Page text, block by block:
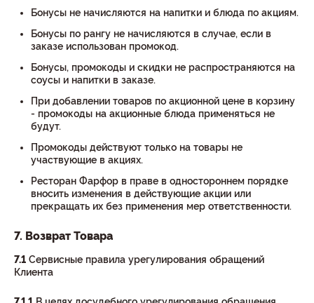
Бонусы не начисляются на напитки и блюда по акциям.
Бонусы по рангу не начисляются в случае, если в
заказе использован промокод.
Бонусы, промокоды и скидки не распространяются на
соусы и напитки в заказе.
При добавлении товаров по акционной цене в корзину
- промокоды на акционные блюда применяться не
будут.
Промокоды действуют только на товары не
участвующие в акциях.
Ресторан Фарфор в праве в одностороннем порядке
вносить изменения в действующие акции или
прекращать их без применения мер ответственности.
7. Возврат Товара
7.1 Сервисные правила урегулирования обращений
Клиента